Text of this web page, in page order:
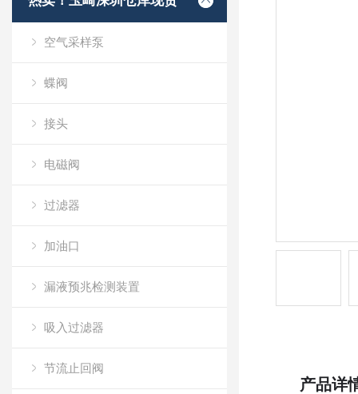
空气采样泵
蝶阀
接头
电磁阀
过滤器
加油口
漏液预兆检测装置
吸入过滤器
节流止回阀
产品详